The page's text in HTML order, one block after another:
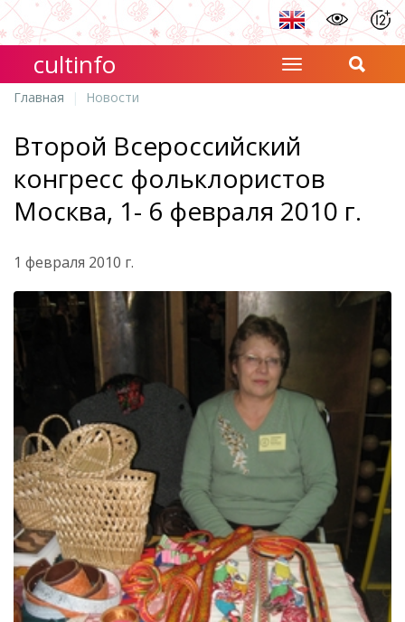
cultinfo
Главная Новости
Второй Всероссийский
конгресс фольклористов
Москва, 1- 6 февраля 2010 г.
1 февраля 2010 г.